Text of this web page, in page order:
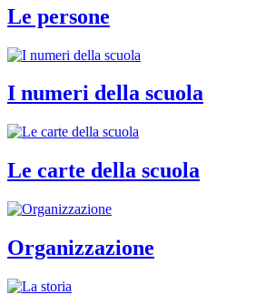
Le persone
I numeri della scuola
Le carte della scuola
Organizzazione